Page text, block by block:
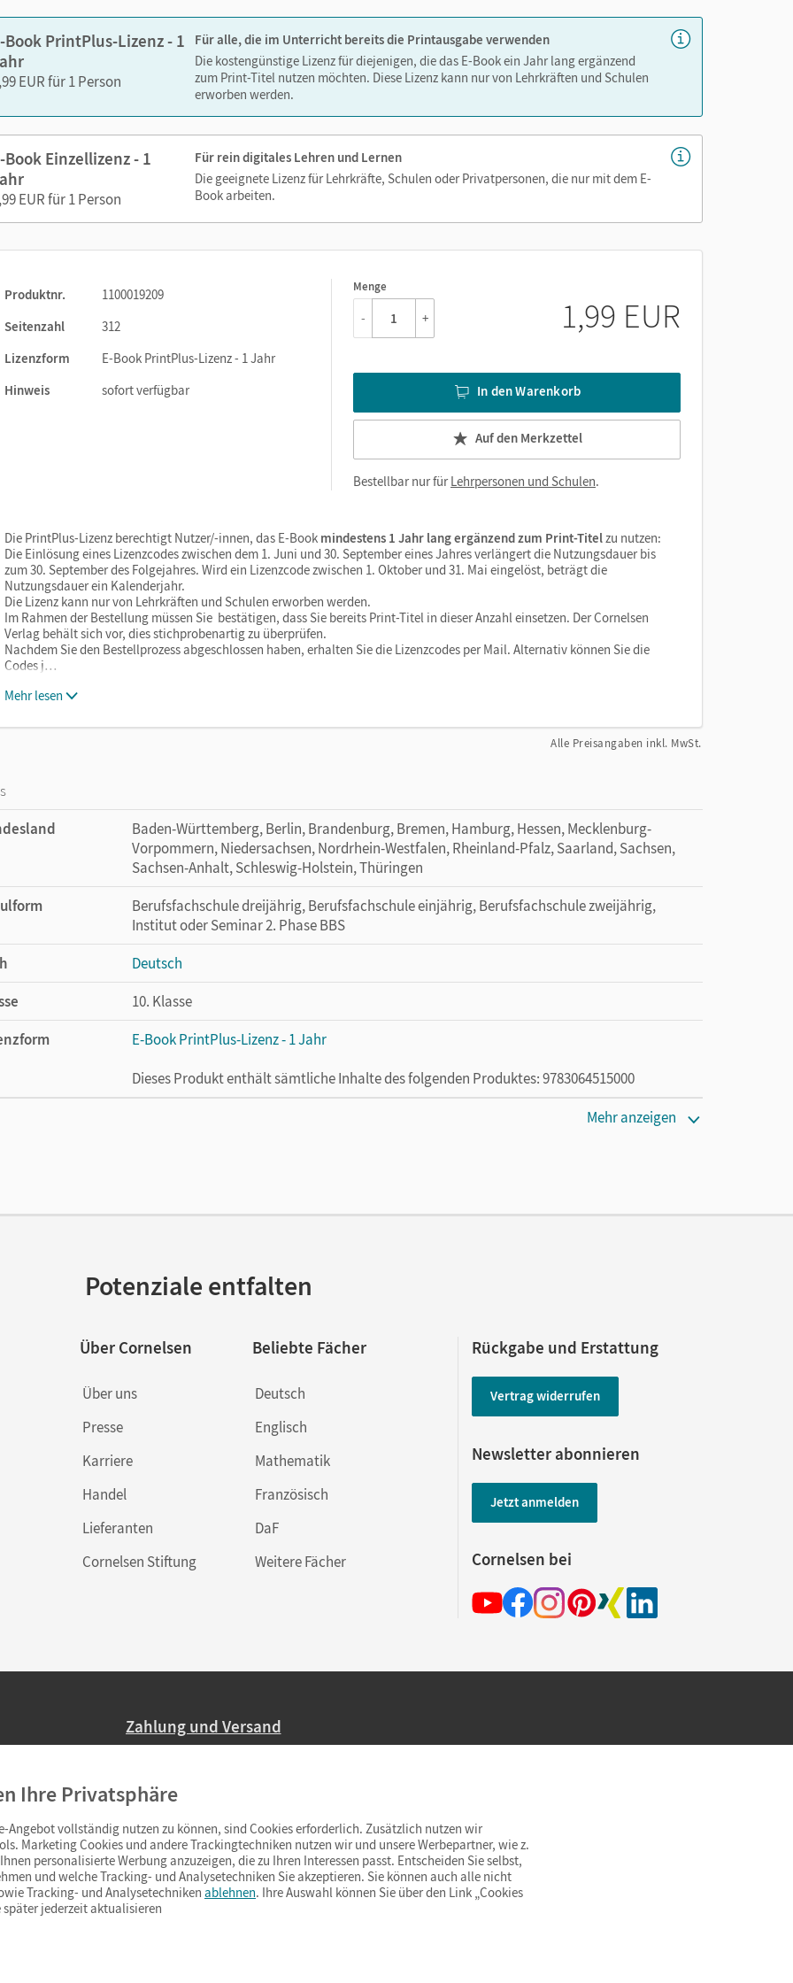
Book PrintPlus-Lizenz - 1
EUR für 1 Person
Für alle, die im Unterricht bereits die Printausgabe verwenden
Die kostengünstige Lizenz für diejenigen, die das E-Book ein Jahr lang ergänzend
zum Print-Titel nutzen möchten. Diese Lizenz kann nur von Lehrkräften und Schulen
erworben werden.
Book Einzellizenz - 1
EUR für 1 Person
Für rein digitales Lehren und Lernen
Die geeignete Lizenz für Lehrkräfte, Schulen oder Privatpersonen, die nur mit dem E-
Book arbeiten.
Produktnr.
1100019209
Seitenzahl
312
Lizenzform
E-Book PrintPlus-Lizenz - 1 Jahr
Hinweis
sofort verfügbar
Menge
1
- + 1,99 EUR
In den Warenkorb
Auf den Merkzettel
Bestellbar nur fürLehrpersonen und Schulen.
Die PrintPlus-Lizenz berechtigt Nutzer/-innen, das E-Book mindestens 1 Jahr lang ergänzend zum Print-Titelzu nutzen:
Die Einlösung eines Lizenzcodes zwischen dem 1. Juni und 30. September eines Jahres verlängert die Nutzungsdauer bis
zum 30. September des Folgejahres. Wird ein Lizenzcode zwischen 1. Oktober und 31. Mai eingelöst, beträgt die
Nutzungsdauer ein Kalenderjahr.
Die Lizenz kann nur von Lehrkräften und Schulen erworben werden.
Im Rahmen der Bestellung müssen Sie bestätigen, dass Sie bereits Print-Titel in dieser Anzahl einsetzen. Der Cornelsen
Verlag behält sich vor, dies stichprobenartig zu überprüfen.
Nachdem Sie den Bestellprozess abgeschlossen haben, erhalten Sie die Lizenzcodes per Mail. Alternativ können Sie die
Codes j…
Mehr lesen
Alle Preisangaben inkl. MwSt.
Baden-Württemberg, Berlin, Brandenburg, Bremen, Hamburg, Hessen, Mecklenburg-
Vorpommern, Niedersachsen, Nordrhein-Westfalen, Rheinland-Pfalz, Saarland, Sachsen,
Sachsen-Anhalt, Schleswig-Holstein, Thüringen
Berufsfachschule dreijährig, Berufsfachschule einjährig, Berufsfachschule zweijährig,
Institut oder Seminar 2. Phase BBS
Deutsch
10. Klasse
E-Book PrintPlus-Lizenz - 1 Jahr
Dieses Produkt enthält sämtliche Inhalte des folgenden Produktes: 9783064515000
Cornelsen Verlag
Ansel-Röhrleef, Kerstin; van Züren, Helmut; Pascher, Petra; Karnbach, Birgit; Scheele,
Mehr anzeigen
Potenziale entfalten
Über Cornelsen
Über uns
Presse
Karriere
Handel
Lieferanten
Cornelsen Stiftung
Beliebte Fächer
Deutsch
Englisch
Mathematik
Französisch
DaF
Weitere Fächer
Rückgabe und Erstattung
Vertrag widerrufen
Newsletter abonnieren
Jetzt anmelden
Cornelsen bei
Zahlung und Versand
Ab 59,– EUR Bestellwert liefern wir versandkostenfrei innerhalb Deutschlands
(Lieferung in 3–6 Tagen).
Ihre Privatsphäre
Angebot vollständig nutzen zu können, sind Cookies erforderlich. Zusätzlich nutzen wir
Marketing Cookies und andere Trackingtechniken nutzen wir und unsere Werbepartner, wie z.
personalisierte Werbung anzuzeigen, die zu Ihren Interessen passt. Entscheiden Sie selbst,
und welche Tracking- und Analysetechniken Sie akzeptieren. Sie können auch alle nicht
Tracking- und Analysetechniken ablehnen. Ihre Auswahl können Sie über den Link „Cookies
später jederzeit aktualisieren